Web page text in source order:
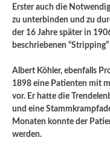
Erster auch die
zu unterbinden und zu
der 16 Jahre später in
beschriebenen
Albert Köhler, ebenfalls
1898 eine Patienten mit
vor. Er hatte die
und eine
Monaten konnte der
werden.